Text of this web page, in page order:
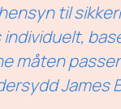
til
måten
James